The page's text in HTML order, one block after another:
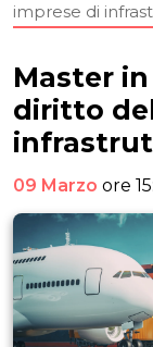
imprese di
Master
diritto
09 Marzo ore